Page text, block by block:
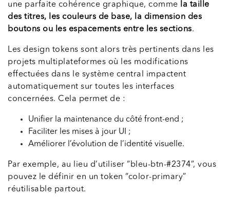
une parfaite cohérence graphique, comme
la taille
des titres, les couleurs de base, la dimension des
boutons ou les espacements entre les sections.
Les design tokens sont alors très pertinents dans les
projets multiplateformes où les modifications
effectuées dans le système central impactent
automatiquement sur toutes les interfaces
concernées. Cela permet de :
Unifier la maintenance du côté front-end ;
Faciliter les mises à jour UI ;
Améliorer l’évolution de l’identité visuelle.
Par exemple, au lieu d’utiliser “bleu-btn-#2374”, vous
pouvez le définir en un token “color-primary”
réutilisable partout.